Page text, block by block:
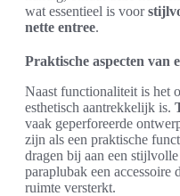
wat essentieel is voor
nette entree.
Praktische aspecten van
Naast functionaliteit is het
esthetisch aantrekkelijk is.
vaak geperforeerde
zijn als een praktische
dragen bij aan een
paraplubak een accessoire
ruimte versterkt.